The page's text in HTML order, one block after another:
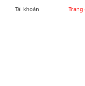
Tài khoản Trang